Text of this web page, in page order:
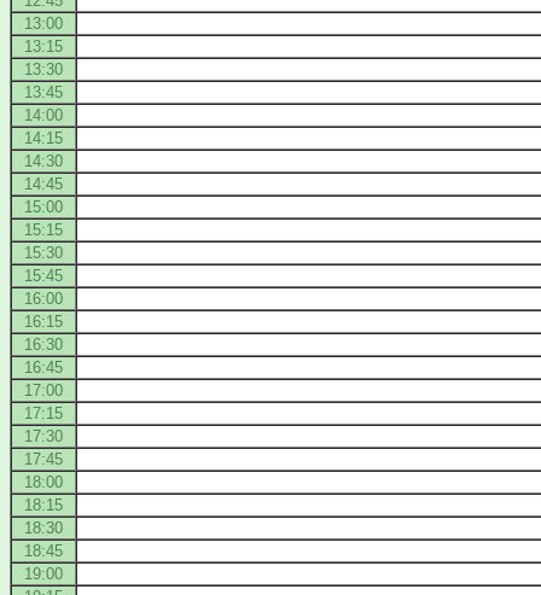
13:00
13:15
13:30
13:45
14:00
14:15
14:30
14:45
15:00
15:15
15:30
15:45
16:00
16:15
16:30
16:45
17:00
17:15
17:30
17:45
18:00
18:15
18:30
18:45
19:00